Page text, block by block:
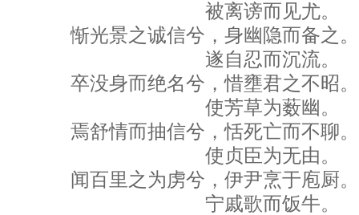
被离谤而见尤。
惭光景之诚信兮，身幽隐而备之。
遂自忍而沉流。
卒没身而绝名兮，惜壅君之不昭。
使芳草为薮幽。
焉舒情而抽信兮，恬死亡而不聊。
使贞臣为无由。
闻百里之为虏兮，伊尹烹于庖厨。
宁戚歌而饭牛。